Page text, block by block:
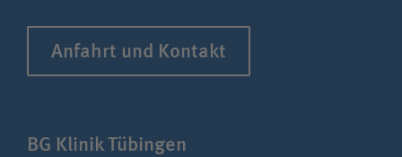
Anfahrt und Kontakt
BG Klinik Tübingen